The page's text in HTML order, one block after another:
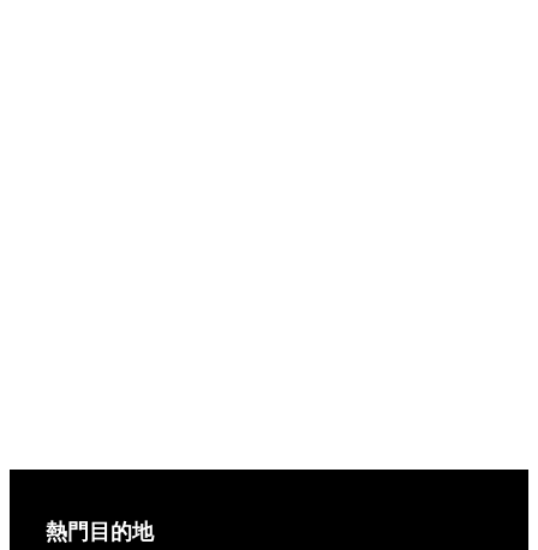
熱門目的地